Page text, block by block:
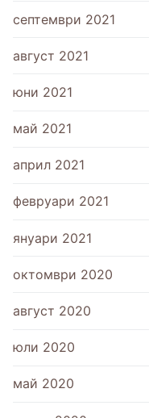
септември 2021
август 2021
юни 2021
май 2021
април 2021
февруари 2021
януари 2021
октомври 2020
август 2020
юли 2020
май 2020